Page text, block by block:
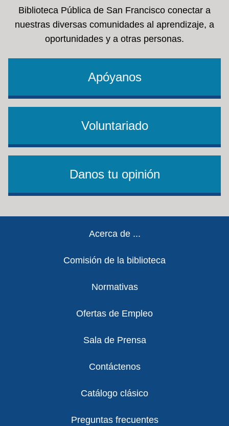
Biblioteca Pública de San Francisco conectar a
nuestras diversas comunidades al aprendizaje, a
oportunidades y a otras personas.
Apóyanos
Voluntariado
Danos tu opinión
Acerca de ...
Comisión de la biblioteca
Normativas
Ofertas de Empleo
Sala de Prensa
Contáctenos
Catálogo clásico
Preguntas frecuentes